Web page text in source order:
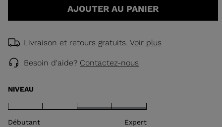
AJOUTER AU PANIER
Livraison et retours gratuits. Voir plus
Besoin d'aide? Contactez-nous
NIVEAU
Débutant Expert